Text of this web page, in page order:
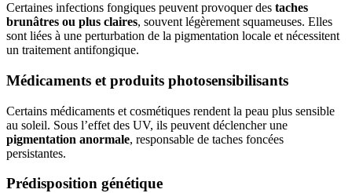
Certaines infections fongiques peuvent provoquer des taches
brunâtres ou plus claires, souvent légèrement squameuses. Elles
sont liées à une perturbation de la pigmentation locale et nécessitent
un traitement antifongique.
Médicaments et produits photosensibilisants
Certains médicaments et cosmétiques rendent la peau plus sensible
au soleil. Sous l’effet des UV, ils peuvent déclencher une
pigmentation anormale, responsable de taches foncées
persistantes.
Prédisposition génétique